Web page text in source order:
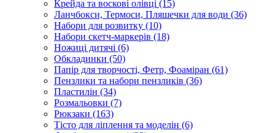
Крейда та воскові олівці (15)
Ланчбокси, Термоси, Пляшечки для води (36)
Набори для розвитку (10)
Набори скетч-маркерів (18)
Ножиці дитячі (6)
Обкладинки (50)
Папір для творчості, Фетр, Фоаміран (61)
Пензлики та набори пензликів (36)
Пластилін (34)
Розмальовки (7)
Рюкзаки (163)
Тісто для ліплення та моделін (6)